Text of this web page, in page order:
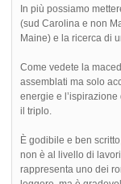
In più possiamo
(sud Carolina e non
Maine) e la ricerca di
Come vedete la
assemblati ma solo
energie e
il triplo.
È godibile e ben
non è al livello di
rappresenta uno dei